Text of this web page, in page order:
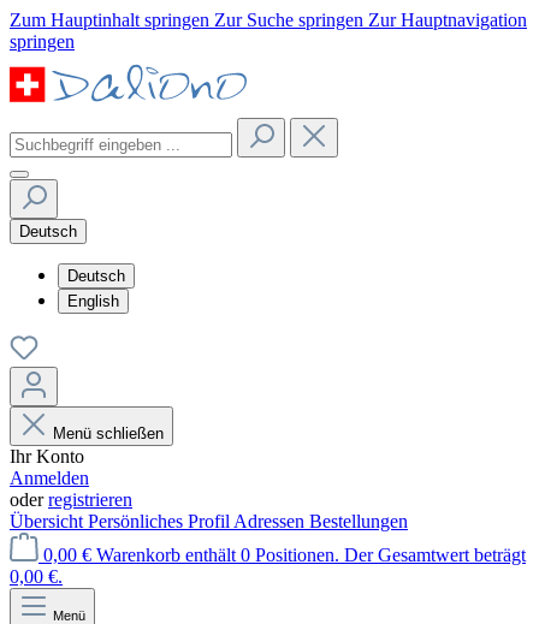
Zum Hauptinhalt springen Zur Suche springen Zur Hauptnavigation
springen
Deutsch
Deutsch
English
Menü schließen
Ihr Konto
Anmelden
oderregistrieren
Übersicht Persönliches Profil Adressen Bestellungen
0,00 € Warenkorb enthält 0 Positionen. Der Gesamtwert beträgt
0,00 €.
Menü